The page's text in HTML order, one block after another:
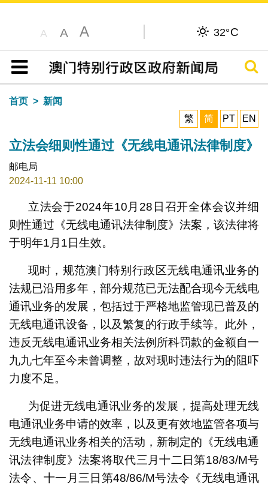
A A A 32°C
目录
搜寻
首页
新闻
繁
简 PT EN
立法会细则性通过《无线电通讯法律制度》
邮电局
2024-11-11 10:00
立法会于2024年10月28日召开全体会议并细
则性通过《无线电通讯法律制度》法案，该法律将
于明年1月1日生效。
现时，规范澳门特别行政区无线电通讯业务的
法规已沿用多年，部分规范已无法配合现今无线电
通讯业务的发展，包括过于严格地监管现已普及的
无线电通讯设备，以及繁复的行政手续等。此外，
违反无线电通讯业务相关法例所科罚款的金额自一
九九七年至今未曾调整，故对现时违法行为的阻吓
力度不足。
为促进无线电通讯业务的发展，提高处理无线
电通讯业务申请的效率，以及更有效地监管各项与
无线电通讯业务相关的活动，新制定的《无线电通
讯法律制度》法案将取代三月十二日第18/83/M号
法令、十一月三日第48/86/M号法令《无线电通讯